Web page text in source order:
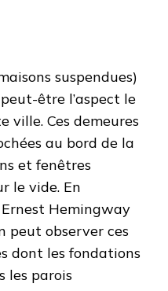
suspendues)
être l’aspect le
ville. Ces demeures
au bord de la
et fenêtres
le vide. En
Hemingway
peut observer ces
dont les fondations
les parois